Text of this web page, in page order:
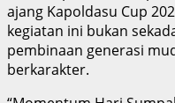
ajang Kapoldasu Cup
kegiatan ini bukan
pembinaan generasi
berkarakter.